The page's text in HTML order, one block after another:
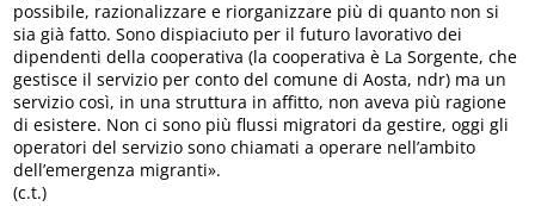
possibile, razionalizzare e riorganizzare più di quanto non si
sia già fatto. Sono dispiaciuto per il futuro lavorativo dei
dipendenti della cooperativa (la cooperativa è La Sorgente, che
gestisce il servizio per conto del comune di Aosta, ndr) ma un
servizio così, in una struttura in affitto, non aveva più ragione
di esistere. Non ci sono più flussi migratori da gestire, oggi gli
operatori del servizio sono chiamati a operare nell’ambito
dell’emergenza migranti».
(c.t.)